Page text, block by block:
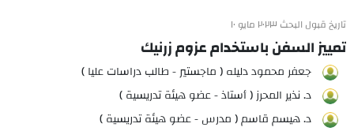
تاريخ قبول البحث ٢٠٢٣ مايو ١٠
تمييز السفن باستخدام عزوم زرنيك
جعفر محمود دليله ( ماجستير - طالب دراسات عليا )
د. نذير المحرز ( أستاذ - عضو هيئة تدريسية )
د. هيسم قاسم ( مدرس - عضو هيئة تدريسية )